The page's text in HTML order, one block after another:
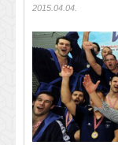
2015.04.04.